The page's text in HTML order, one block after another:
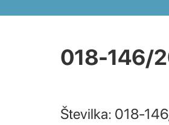
018-146/
Številka: 018-